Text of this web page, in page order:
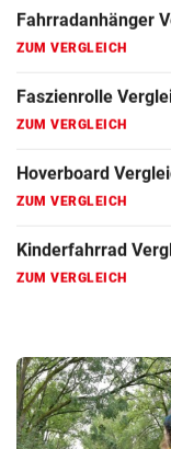
Fahrradanhänger
ZUM VERGLEICH
Faszienrolle
ZUM VERGLEICH
Hoverboard
ZUM VERGLEICH
Kinderfahrrad
ZUM VERGLEICH